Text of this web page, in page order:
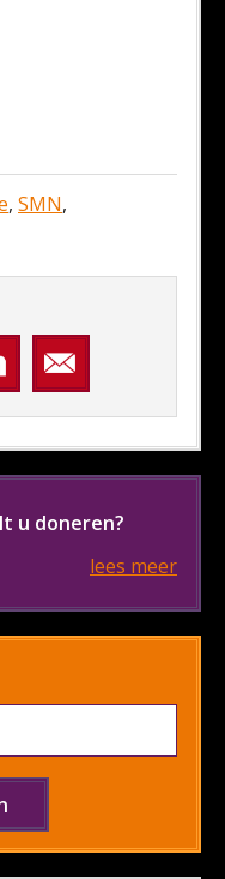
, SMN,
u doneren?
lees meer